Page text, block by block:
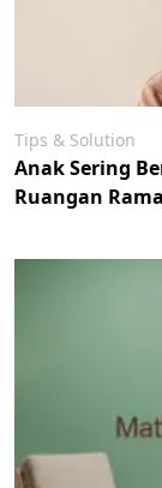
Tips & Solution
Anak Sering
Ruangan